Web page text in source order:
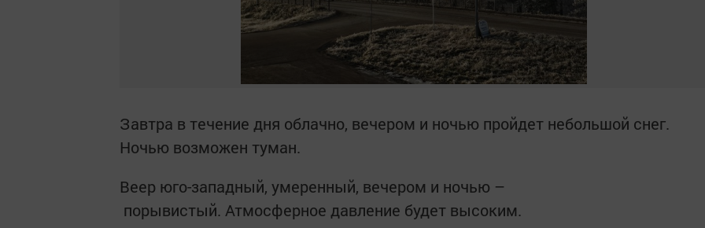
Завтра в течение дня облачно, вечером и ночью пройдет небольшой снег.
Ночью возможен туман.
Веер юго-западный, умеренный, вечером и ночью –
порывистый. Атмосферное давление будет высоким.